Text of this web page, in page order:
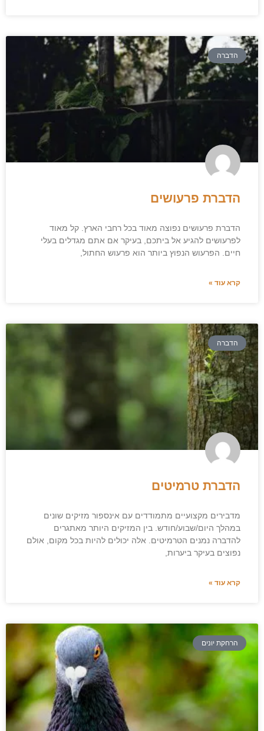
הדברה
הדברת פרעושים
הדברת פרעושים נפוצה מאוד בכל רחבי הארץ. קל מאוד
לפרעושים להגיע אל ביתכם, בעיקר אם אתם מגדלים בעלי
חיים. הפרעוש הנפוץ ביותר הוא פרעוש החתול,
קרא עוד »
הדברה
הדברת טרמיטים
מדבירים מקצועיים מתמודדים עם אינספור מזיקים שונים
במהלך היום/שבוע/חודש. בין המזיקים היותר מאתגרים
להדברה נמנים הטרמיטים. אלה יכולים להיות בכל מקום, אולם
נפוצים בעיקר ביערות,
קרא עוד »
הרחקת יונים